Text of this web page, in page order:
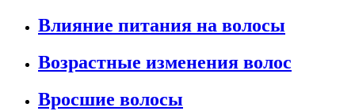
Влияние питания на волосы
Возрастные изменения волос
Вросшие волосы